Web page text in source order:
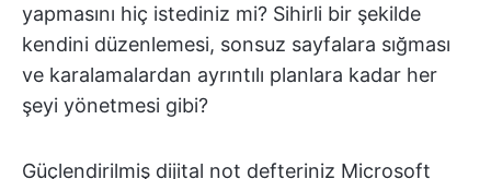
yapmasını hiç istediniz mi? Sihirli bir şekilde
kendini düzenlemesi, sonsuz sayfalara sığması
ve karalamalardan ayrıntılı planlara kadar her
şeyi yönetmesi gibi?
Güçlendirilmiş dijital not defteriniz Microsoft